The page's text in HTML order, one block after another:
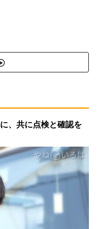
、共に点検と確認を